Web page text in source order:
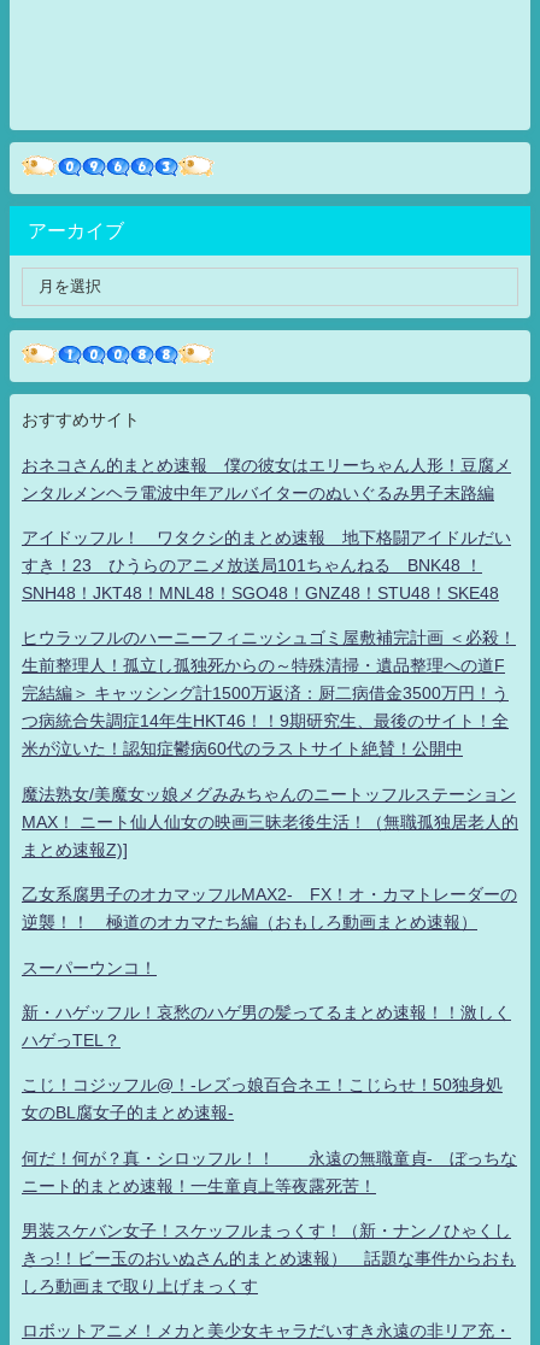
アーカイブ
おすすめサイト
おネコさん的まとめ速報 僕の彼女はエリーちゃん人形！豆腐メ
ンタルメンヘラ電波中年アルバイターのぬいぐるみ男子末路編
アイドッフル！ ワタクシ的まとめ速報 地下格闘アイドルだい
すき！23 ひうらのアニメ放送局101ちゃんねる BNK48 ！
SNH48！JKT48！MNL48！SGO48！GNZ48！STU48！SKE48
ヒウラッフルのハーニーフィニッシュゴミ屋敷補完計画 ＜必殺！
生前整理人！孤立し孤独死からの～特殊清掃・遺品整理への道F
完結編＞ キャッシング計1500万返済：厨二病借金3500万円！う
つ病統合失調症14年生HKT46！！9期研究生、最後のサイト！全
米が泣いた！認知症鬱病60代のラストサイト絶賛！公開中
魔法熟女/美魔女ッ娘メグみみちゃんのニートッフルステーション
MAX！ ニート仙人仙女の映画三昧老後生活！（無職孤独居老人的
まとめ速報Z)]
乙女系腐男子のオカマッフルMAX2- FX！オ・カマトレーダーの
逆襲！！ 極道のオカマたち編（おもしろ動画まとめ速報）
スーパーウンコ！
新・ハゲッフル！哀愁のハゲ男の髪ってるまとめ速報！！激しく
ハゲっTEL？
こじ！コジッフル@！-レズっ娘百合ネエ！こじらせ！50独身処
女のBL腐女子的まとめ速報-
何だ！何が？真・シロッフル！！ 永遠の無職童貞- ぼっちな
ニート的まとめ速報！一生童貞上等夜露死苦！
男装スケバン女子！スケッフルまっくす！（新・ナンノひゃくし
きっ!！ビー玉のおいぬさん的まとめ速報） 話題な事件からおも
しろ動画まで取り上げまっくす
ロボットアニメ！メカと美少女キャラだいすき永遠の非リア充・